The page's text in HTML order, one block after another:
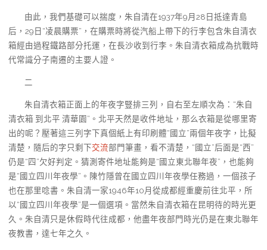
由此，我們基礎可以揣度，朱自清在1937年9月28日抵達青島
后，29日“凌晨購票”，在購票時將從汽船上帶下的行李包含朱自清衣
箱經由過程鐵路部分托運，在長沙收到行李。朱自清衣箱成為抗戰時
代常識分子南遷的主要人證。
二
朱自清衣箱正面上的年夜字豎排三列，自右至左順次為：“朱自
清衣箱 到北平 清華園”。北平天然是收件地址，那么衣箱是從哪里寄
出的呢？壓著這三列字下真個紙上有印刷體“國立”兩個年夜字，比擬
清楚，隨后的字只剩下交流部門筆畫，看不清楚，“國立”后面是“西”
仍是“四”欠好判定。猜測寄件地址能夠是“國立東北聯年夜”，也能夠
是“國立四川年夜學”。陳竹隱曾在國立四川年夜學任務過，一個孩子
也在那里唸書。朱自清一家1946年10月從成都經重慶前往北平，所
以“國立四川年夜學”是一個選項。當然朱自清衣箱在昆明待的時光更
久。朱自清只是休假時代往成都，他盡年夜部門時光仍是在東北聯年
夜教書，達七年之久。